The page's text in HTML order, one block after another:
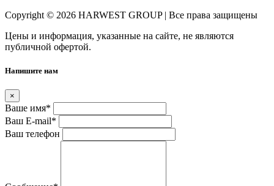
Copyright © 2026 HARWEST GROUP | Все права защищены
Цены и информация, указанные на сайте, не являются
публичной офертой.
Напишите нам
×
Ваше имя*
Ваш E-mail*
Ваш телефон